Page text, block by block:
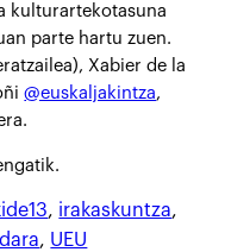
kulturartekotasuna
parte hartu zuen.
Xabier de la
@euskaljakintza,
, irakaskuntza
, UEU